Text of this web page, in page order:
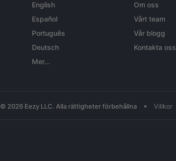
English
Español
Português
Deutsch
Mer...
Om oss
Vårt team
Vår blogg
Kontakta oss
© 2026 Eezy LLC. Alla rättigheter förbehållna • Villkor